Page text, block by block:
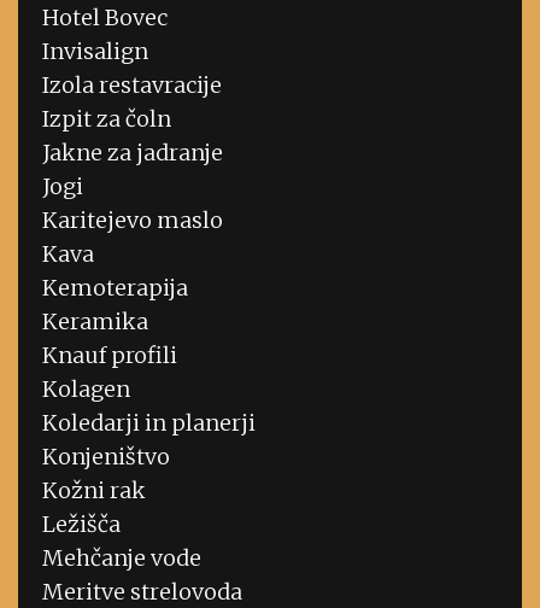
Hotel Bovec
Invisalign
Izola restavracije
Izpit za čoln
Jakne za jadranje
Jogi
Karitejevo maslo
Kava
Kemoterapija
Keramika
Knauf profili
Kolagen
Koledarji in planerji
Konjeništvo
Kožni rak
Ležišča
Mehčanje vode
Meritve strelovoda